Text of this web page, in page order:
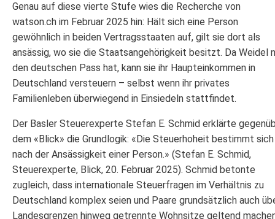
Genau auf diese vierte Stufe wies die Recherche von
watson.ch im Februar 2025 hin: Hält sich eine Person
gewöhnlich in beiden Vertragsstaaten auf, gilt sie dort als
ansässig, wo sie die Staatsangehörigkeit besitzt. Da Weidel
den deutschen Pass hat, kann sie ihr Haupteinkommen in
Deutschland versteuern – selbst wenn ihr privates
Familienleben überwiegend in Einsiedeln stattfindet.
Der Basler Steuerexperte Stefan E. Schmid erklärte
dem «Blick» die Grundlogik: «Die Steuerhoheit bestimmt sich
nach der Ansässigkeit einer Person.» (Stefan E. Schmid,
Steuerexperte, Blick, 20. Februar 2025). Schmid betonte
zugleich, dass internationale Steuerfragen im Verhältnis zu
Deutschland komplex seien und Paare grundsätzlich auch
Landesgrenzen hinweg getrennte Wohnsitze geltend